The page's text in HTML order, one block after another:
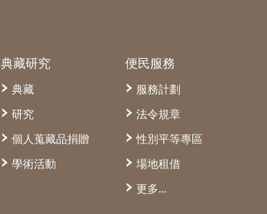
典藏研究
典藏
研究
個人蒐藏品捐贈
學術活動
便民服務
服務計劃
法令規章
性別平等專區
場地租借
更多...